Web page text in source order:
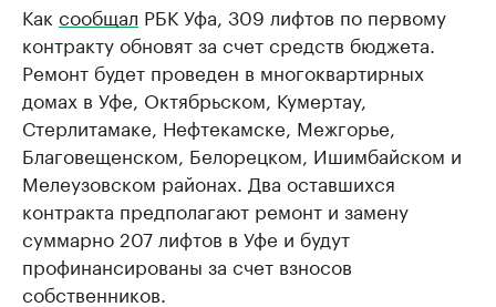
Как сообщал РБК Уфа, 309 лифтов по первому
контракту обновят за счет средств бюджета.
Ремонт будет проведен в многоквартирных
домах в Уфе, Октябрьском, Кумертау,
Стерлитамаке, Нефтекамске, Межгорье,
Благовещенском, Белорецком, Ишимбайском и
Мелеузовском районах. Два оставшихся
контракта предполагают ремонт и замену
суммарно 207 лифтов в Уфе и будут
профинансированы за счет взносов
собственников.